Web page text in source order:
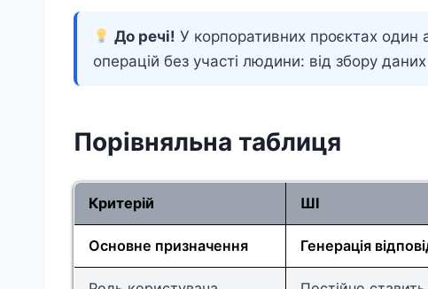
До речі! У корпоративних проєктах
операцій без участі людини: від збору
Порівняльна таблиця
Критерій ШІ
Основне призначення Генерація